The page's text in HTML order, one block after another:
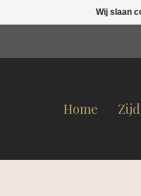
Home
Wij slaan